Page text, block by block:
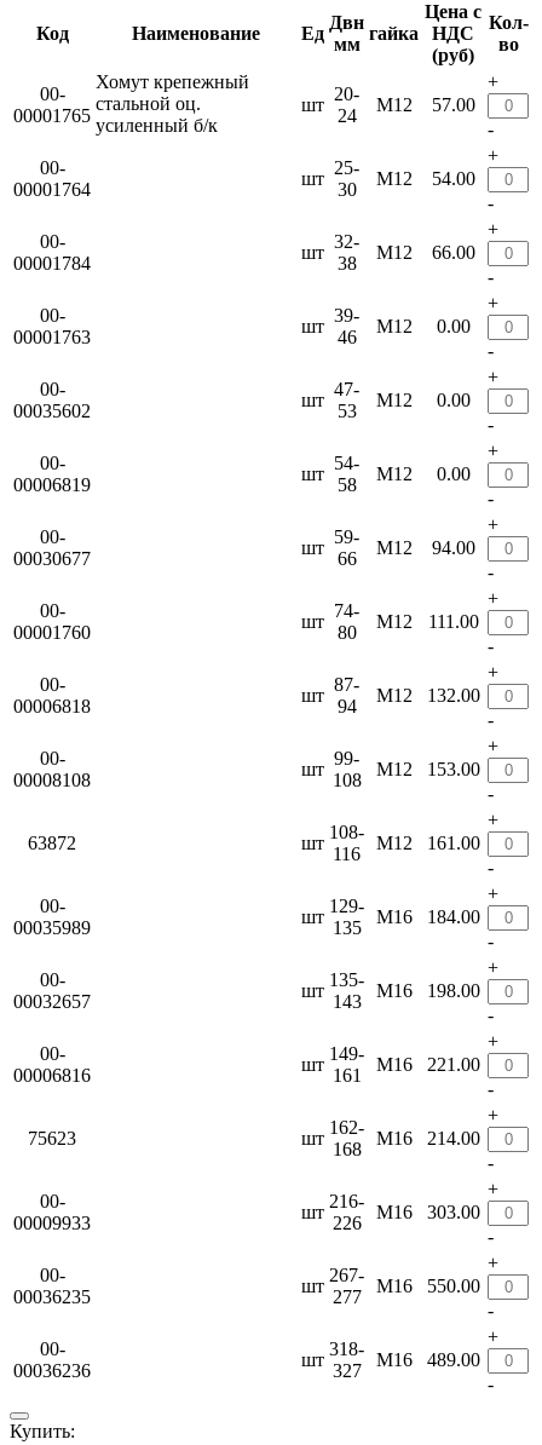
Код Наименование Ед
Двн
мм
гайка
Цена с
НДС
(руб)
Кол-
во
00-
00001765
Хомут крепежный
стальной оц.
усиленный б/к
шт
20-
24
М12 57.00
+
-
00-
00001764
шт
25-
30
М12 54.00
+
-
00-
00001784
шт
32-
38
М12 66.00
+
-
00-
00001763
шт
39-
46
М12 0.00
+
-
00-
00035602
шт
47-
53
М12 0.00
+
-
00-
00006819
шт
54-
58
М12 0.00
+
-
00-
00030677
шт
59-
66
М12 94.00
+
-
00-
00001760
шт
74-
80
М12 111.00
+
-
00-
00006818
шт
87-
94
М12 132.00
+
-
00-
00008108
шт
99-
108
М12 153.00
+
-
63872 шт
108-
116
М12 161.00
+
-
00-
00035989
шт
129-
135
М16 184.00
+
-
00-
00032657
шт
135-
143
М16 198.00
+
-
00-
00006816
шт
149-
161
М16 221.00
+
-
75623 шт
162-
168
М16 214.00
+
-
00-
00009933
шт
216-
226
М16 303.00
+
-
00-
00036235
шт
267-
277
М16 550.00
+
-
00-
00036236
шт
318-
327
М16 489.00
+
-
Купить: